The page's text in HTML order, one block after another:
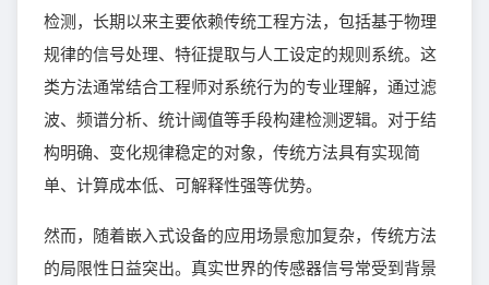
检测，长期以来主要依赖传统工程方法，包括基于物理
规律的信号处理、特征提取与人工设定的规则系统。这
类方法通常结合工程师对系统行为的专业理解，通过滤
波、频谱分析、统计阈值等手段构建检测逻辑。对于结
构明确、变化规律稳定的对象，传统方法具有实现简
单、计算成本低、可解释性强等优势。
然而，随着嵌入式设备的应用场景愈加复杂，传统方法
的局限性日益突出。真实世界的传感器信号常受到背景